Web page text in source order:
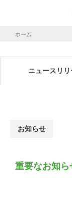
ホーム
ニュースリリ
お知らせ
重要なお知